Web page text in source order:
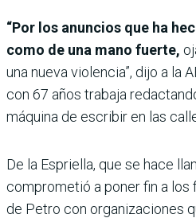
“Por los anuncios que ha
como de una mano fuerte,
una nueva violencia”, dijo a la
con 67 años trabaja
máquina de escribir en las
De la Espriella, que se hace
comprometió a poner fin a los
de Petro con organizaciones